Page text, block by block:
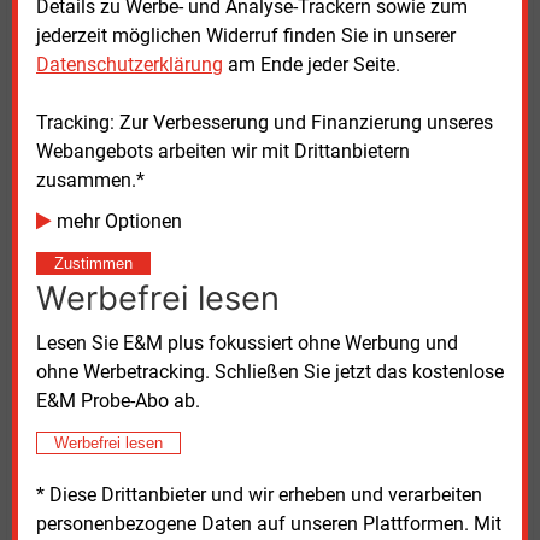
Details zu Werbe- und Analyse-Trackern sowie zum
jederzeit möglichen Widerruf finden Sie in unserer
Datenschutzerklärung am Ende jeder Seite.
Tracking: Zur Verbesserung und Finanzierung unseres
Webangebots arbeiten wir mit Drittanbietern
zusammen.*
mehr Optionen
Zustimmen
Werbefrei lesen
Lesen Sie E&M plus fokussiert ohne Werbung und
ohne Werbetracking. Schließen Sie jetzt das kostenlose
E&M Probe-Abo ab.
Werbefrei lesen
* Diese Drittanbieter und wir erheben und verarbeiten
personenbezogene Daten auf unseren Plattformen. Mit
näher an industrielle Kunden und Partner in Europa
bringen. Bis Ende 2027 will das Unternehmen dort
nach eigenen Angaben ein Team von rund 15
Region zusammenarbeiten. „Bayern bietet für uns ein
ideales Umfeld: eine starke industrielle Basis, eine
hohe Dichte energieintensiver Unternehmen und
Zugang zu exzellenten Fachkräften“, lässt sich CEO
an unseren Kunden zu arbeiten und lokale
Lieferketten aufzubauen.“
Parallel dazu will Exergy 3 auch seine Aktivitäten im
Vereinigten Königreich ausbauen und die Zahl der
Beschäftigten bis Ende dieses Jahres verdoppeln.
Dienstag, 21.04.2026, 14:16 Uhr
Katia Meyer-Tien